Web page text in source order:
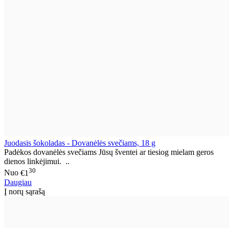
Juodasis šokoladas - Dovanėlės svečiams, 18 g
Padėkos dovanėlės svečiams Jūsų šventei ar tiesiog mielam geros
dienos linkėjimui. ..
Nuo €1 30
Daugiau
Į norų sąrašą